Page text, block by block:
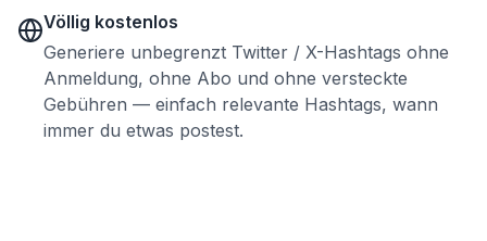
Völlig kostenlos
Generiere unbegrenzt Twitter / X-Hashtags ohne
Anmeldung, ohne Abo und ohne versteckte
Gebühren — einfach relevante Hashtags, wann
immer du etwas postest.